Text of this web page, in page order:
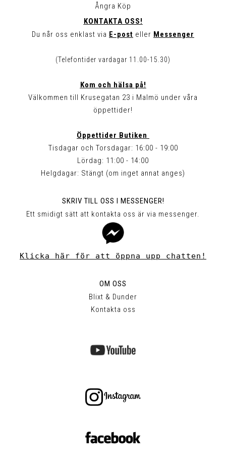
Ångra Köp
KONTAKTA OSS!
Du når oss enklast via E-post eller Messenger
(Telefontider vardagar 11.00-15.30)
Kom och hälsa på!
Välkommen till Krusegatan 23 i Malmö under våra
öppettider!
Öppettider Butiken
Tisdagar och Torsdagar: 16:00 - 19:00
Lördag: 11:00 - 14:00
Helgdagar: Stängt (om inget annat anges)
SKRIV TILL OSS I MESSENGER!
Ett smidigt sätt att kontakta oss är via messenger.
Klicka här för att öppna upp chatten!
OM OSS
Blixt & Dunder
Kontakta oss